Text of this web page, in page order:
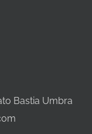
Bastia Umbra